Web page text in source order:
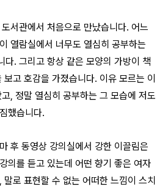
서관에서 처음으로 만났습니다. 어느
열람실에서 너무도 열심히 공부하는
다. 그리고 항상 같은 모양의 가방이 책
고 호감을 가졌습니다. 이유 모르는 이
, 정말 열심히 공부하는 그 모습에 저도
했습니다.
후 동영상 강의실에서 강한 이끌림은
의를 듣고 있는데 어떤 향기 좋은 여자
로 표현할 수 없는 어떠한 느낌이 스치